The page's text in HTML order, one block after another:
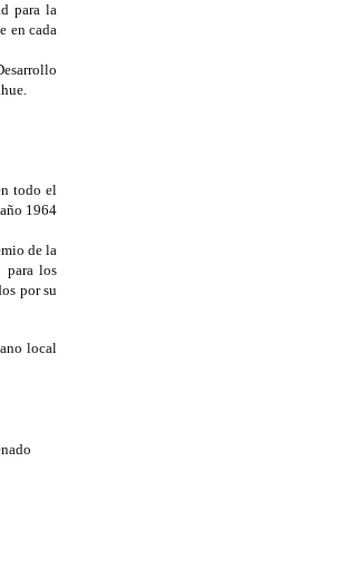
para la
en cada
todo el
1964
de la
para los
por su
local